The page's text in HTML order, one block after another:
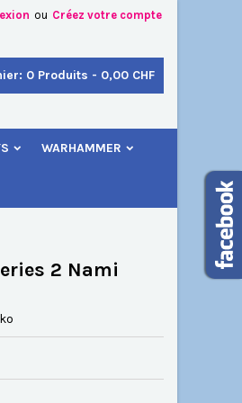
ou Créez votre compte
0 Produits - 0,00 CHF
WARHAMMER
2 Nami